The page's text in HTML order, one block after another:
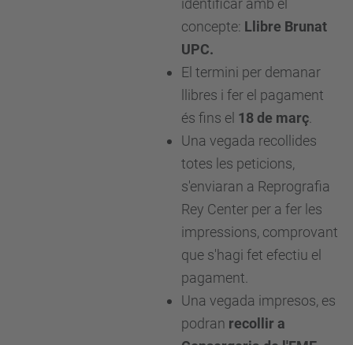
identificar amb el
concepte: Llibre Brunat
UPC.
El termini per demanar
llibres i fer el pagament
és fins el 18 de març
Una vegada recollides
totes les peticions,
s'enviaran a Reprografia
Rey Center per a fer les
impressions, comprovant
que s'hagi fet efectiu el
pagament.
Una vegada impresos, es
podran recollir a